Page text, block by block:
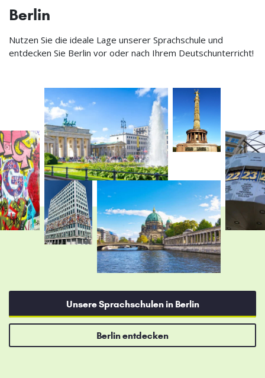
Berlin
Nutzen Sie die ideale Lage unserer Sprachschule und
entdecken Sie Berlin vor oder nach Ihrem Deutschunterricht!
Unsere Sprachschulen in Berlin
Berlin entdecken